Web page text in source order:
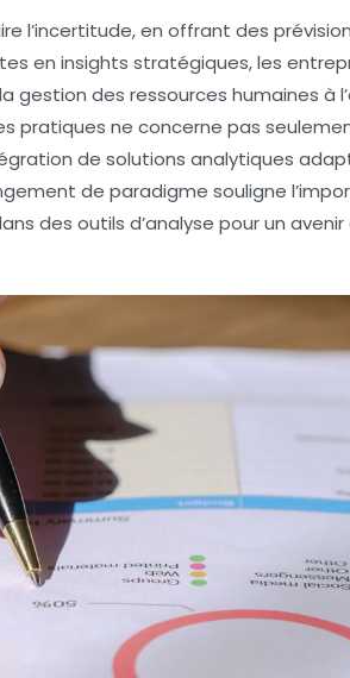
l’incertitude, en offrant des
en insights stratégiques, les
gestion des ressources humaines à
pratiques ne concerne pas
de solutions analytiques
de paradigme souligne
des outils d’analyse pour un